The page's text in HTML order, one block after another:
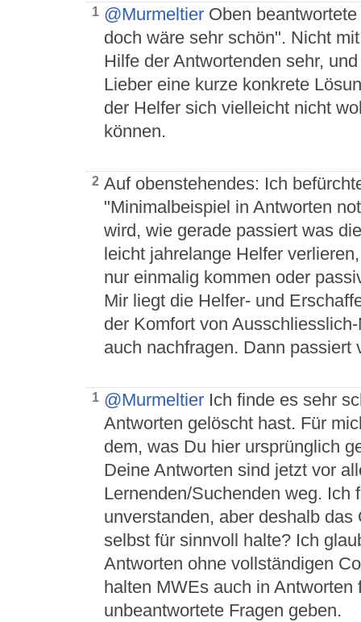
1 @Murmeltier Oben
doch wäre sehr schön". Nicht
Hilfe der Antwortenden sehr,
Lieber eine kurze konkrete
der Helfer sich vielleicht nicht
können.
2 Auf obenstehendes: Ich
"Minimalbeispiel in Antworten
wird, wie gerade passiert was
leicht jahrelange Helfer
nur einmalig kommen oder
Mir liegt die Helfer- und
der Komfort von
auch nachfragen. Dann
1 @Murmeltier Ich finde es sehr
Antworten gelöscht hast. Für
dem, was Du hier ursprünglich
Deine Antworten sind jetzt vor
Lernenden/Suchenden weg. Ich
unverstanden, aber deshalb
selbst für sinnvoll halte? Ich
Antworten ohne vollständigen
halten MWEs auch in
unbeantwortete Fragen geben.